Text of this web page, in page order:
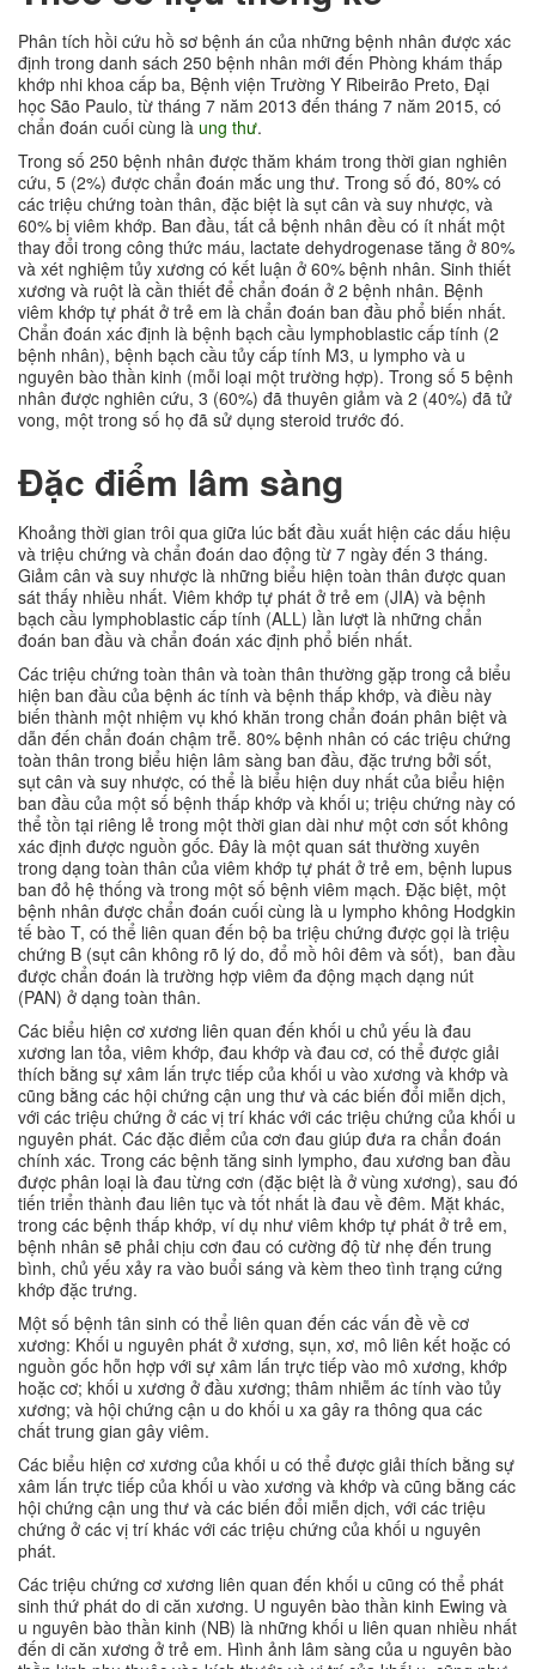
Phân tích hồi cứu hồ sơ bệnh án của những bệnh nhân được xác
định trong danh sách 250 bệnh nhân mới đến Phòng khám thấp
khớp nhi khoa cấp ba, Bệnh viện Trường Y Ribeirão Preto, Đại
học São Paulo, từ tháng 7 năm 2013 đến tháng 7 năm 2015, có
chẩn đoán cuối cùng là ung thư.
Trong số 250 bệnh nhân được thăm khám trong thời gian nghiên
cứu, 5 (2%) được chẩn đoán mắc ung thư. Trong số đó, 80% có
các triệu chứng toàn thân, đặc biệt là sụt cân và suy nhược, và
60% bị viêm khớp. Ban đầu, tất cả bệnh nhân đều có ít nhất một
thay đổi trong công thức máu, lactate dehydrogenase tăng ở 80%
và xét nghiệm tủy xương có kết luận ở 60% bệnh nhân. Sinh thiết
xương và ruột là cần thiết để chẩn đoán ở 2 bệnh nhân. Bệnh
viêm khớp tự phát ở trẻ em là chẩn đoán ban đầu phổ biến nhất.
Chẩn đoán xác định là bệnh bạch cầu lymphoblastic cấp tính (2
bệnh nhân), bệnh bạch cầu tủy cấp tính M3, u lympho và u
nguyên bào thần kinh (mỗi loại một trường hợp). Trong số 5 bệnh
nhân được nghiên cứu, 3 (60%) đã thuyên giảm và 2 (40%) đã tử
vong, một trong số họ đã sử dụng steroid trước đó.
Đặc điểm lâm sàng
Khoảng thời gian trôi qua giữa lúc bắt đầu xuất hiện các dấu hiệu
và triệu chứng và chẩn đoán dao động từ 7 ngày đến 3 tháng.
Giảm cân và suy nhược là những biểu hiện toàn thân được quan
sát thấy nhiều nhất. Viêm khớp tự phát ở trẻ em (JIA) và bệnh
bạch cầu lymphoblastic cấp tính (ALL) lần lượt là những chẩn
đoán ban đầu và chẩn đoán xác định phổ biến nhất.
Các triệu chứng toàn thân và toàn thân thường gặp trong cả biểu
hiện ban đầu của bệnh ác tính và bệnh thấp khớp, và điều này
biến thành một nhiệm vụ khó khăn trong chẩn đoán phân biệt và
dẫn đến chẩn đoán chậm trễ. 80% bệnh nhân có các triệu chứng
toàn thân trong biểu hiện lâm sàng ban đầu, đặc trưng bởi sốt,
sụt cân và suy nhược, có thể là biểu hiện duy nhất của biểu hiện
ban đầu của một số bệnh thấp khớp và khối u; triệu chứng này có
thể tồn tại riêng lẻ trong một thời gian dài như một cơn sốt không
xác định được nguồn gốc. Đây là một quan sát thường xuyên
trong dạng toàn thân của viêm khớp tự phát ở trẻ em, bệnh lupus
ban đỏ hệ thống và trong một số bệnh viêm mạch. Đặc biệt, một
bệnh nhân được chẩn đoán cuối cùng là u lympho không Hodgkin
tế bào T, có thể liên quan đến bộ ba triệu chứng được gọi là triệu
chứng B (sụt cân không rõ lý do, đổ mồ hôi đêm và sốt), ban đầu
được chẩn đoán là trường hợp viêm đa động mạch dạng nút
(PAN) ở dạng toàn thân.
Các biểu hiện cơ xương liên quan đến khối u chủ yếu là đau
xương lan tỏa, viêm khớp, đau khớp và đau cơ, có thể được giải
thích bằng sự xâm lấn trực tiếp của khối u vào xương và khớp và
cũng bằng các hội chứng cận ung thư và các biến đổi miễn dịch,
với các triệu chứng ở các vị trí khác với các triệu chứng của khối u
nguyên phát. Các đặc điểm của cơn đau giúp đưa ra chẩn đoán
chính xác. Trong các bệnh tăng sinh lympho, đau xương ban đầu
được phân loại là đau từng cơn (đặc biệt là ở vùng xương), sau đó
tiến triển thành đau liên tục và tốt nhất là đau về đêm. Mặt khác,
trong các bệnh thấp khớp, ví dụ như viêm khớp tự phát ở trẻ em,
bệnh nhân sẽ phải chịu cơn đau có cường độ từ nhẹ đến trung
bình, chủ yếu xảy ra vào buổi sáng và kèm theo tình trạng cứng
khớp đặc trưng.
Một số bệnh tân sinh có thể liên quan đến các vấn đề về cơ
xương: Khối u nguyên phát ở xương, sụn, xơ, mô liên kết hoặc có
nguồn gốc hỗn hợp với sự xâm lấn trực tiếp vào mô xương, khớp
hoặc cơ; khối u xương ở đầu xương; thâm nhiễm ác tính vào tủy
xương; và hội chứng cận u do khối u xa gây ra thông qua các
chất trung gian gây viêm.
Các biểu hiện cơ xương của khối u có thể được giải thích bằng sự
xâm lấn trực tiếp của khối u vào xương và khớp và cũng bằng các
hội chứng cận ung thư và các biến đổi miễn dịch, với các triệu
chứng ở các vị trí khác với các triệu chứng của khối u nguyên
phát.
Các triệu chứng cơ xương liên quan đến khối u cũng có thể phát
sinh thứ phát do di căn xương. U nguyên bào thần kinh Ewing và
u nguyên bào thần kinh (NB) là những khối u liên quan nhiều nhất
đến di căn xương ở trẻ em. Hình ảnh lâm sàng của u nguyên bào